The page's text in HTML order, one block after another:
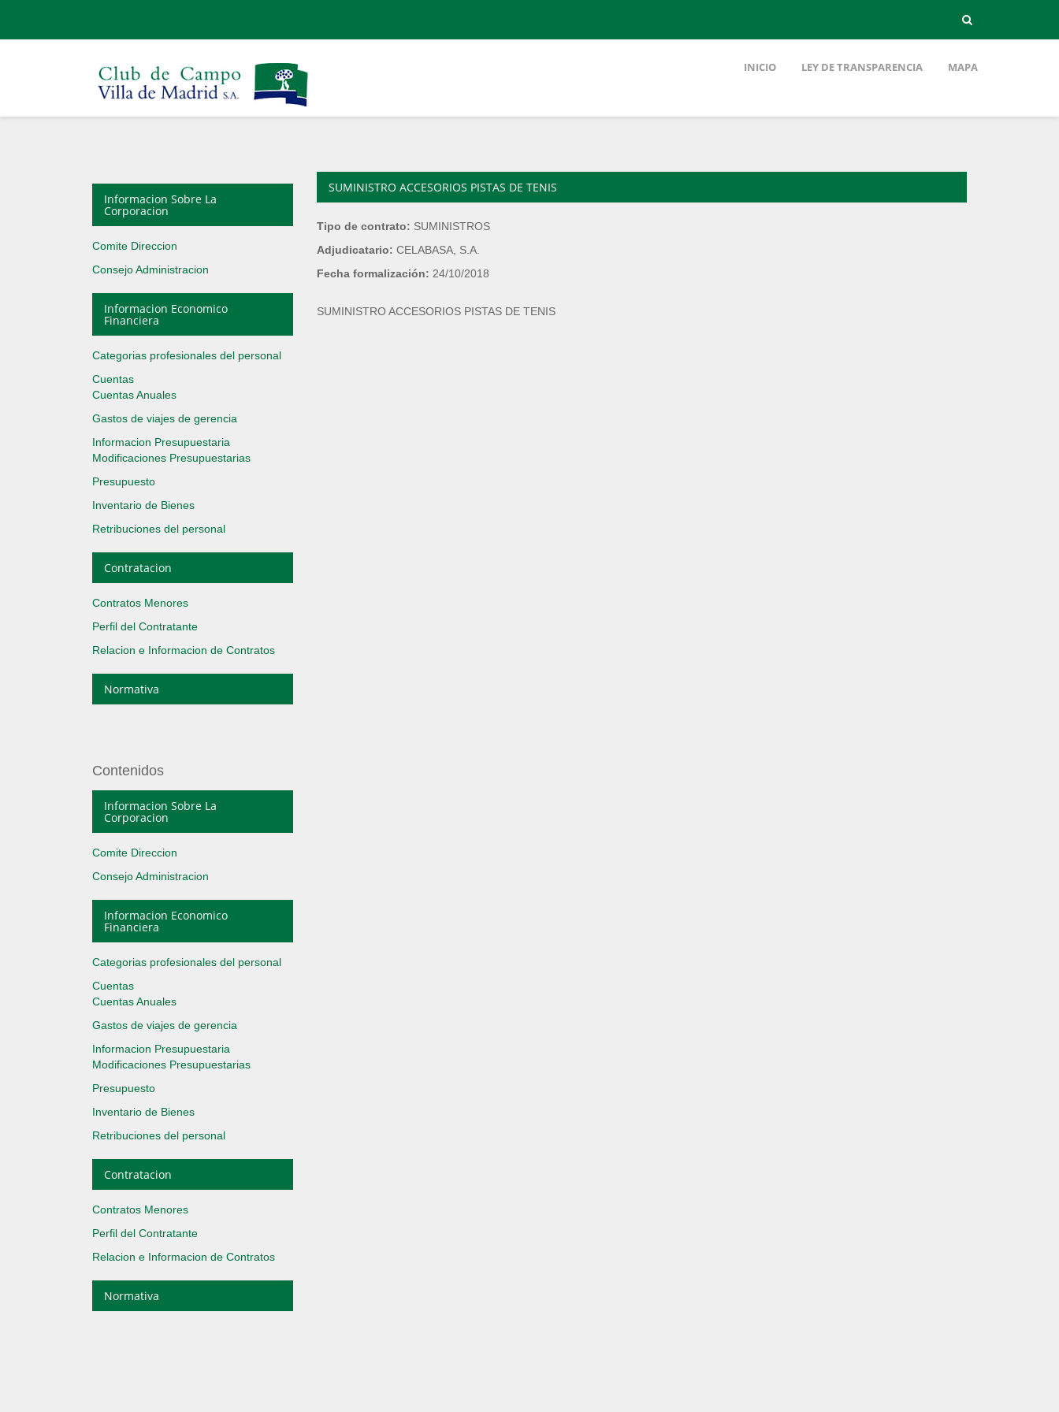
INICIO LEY DE TRANSPARENCIA MAPA
Informacion Sobre La
Corporacion
Comite Direccion
Consejo Administracion
Informacion Economico
Financiera
Categorias profesionales del personal
Cuentas
Cuentas Anuales
Gastos de viajes de gerencia
Informacion Presupuestaria
Modificaciones Presupuestarias
Presupuesto
Inventario de Bienes
Retribuciones del personal
Contratacion
Contratos Menores
Perfil del Contratante
Relacion e Informacion de Contratos
Normativa
Contenidos
Informacion Sobre La
Corporacion
Comite Direccion
Consejo Administracion
Informacion Economico
Financiera
Categorias profesionales del personal
Cuentas
Cuentas Anuales
Gastos de viajes de gerencia
Informacion Presupuestaria
Modificaciones Presupuestarias
Presupuesto
Inventario de Bienes
Retribuciones del personal
Contratacion
Contratos Menores
Perfil del Contratante
Relacion e Informacion de Contratos
Normativa
SUMINISTRO ACCESORIOS PISTAS DE TENIS
Tipo de contrato: SUMINISTROS
Adjudicatario: CELABASA, S.A.
Fecha formalización: 24/10/2018
SUMINISTRO ACCESORIOS PISTAS DE TENIS